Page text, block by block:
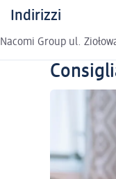
Indirizzi
Nacomi Group ul.